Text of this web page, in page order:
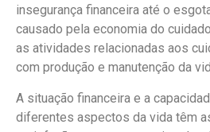
insegurança financeira até o
causado pela economia do
as atividades relacionadas aos
com produção e manutenção da
A situação financeira e a
diferentes aspectos da vida têm